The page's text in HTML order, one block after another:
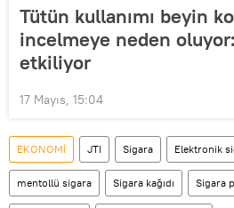
Tütün kullanımı beyin
incelmeye neden
etkiliyor
17 Mayıs, 15:04
EKONOMİ JTI Sigara Elektronik
mentollü sigara Sigara kağıdı Sigara